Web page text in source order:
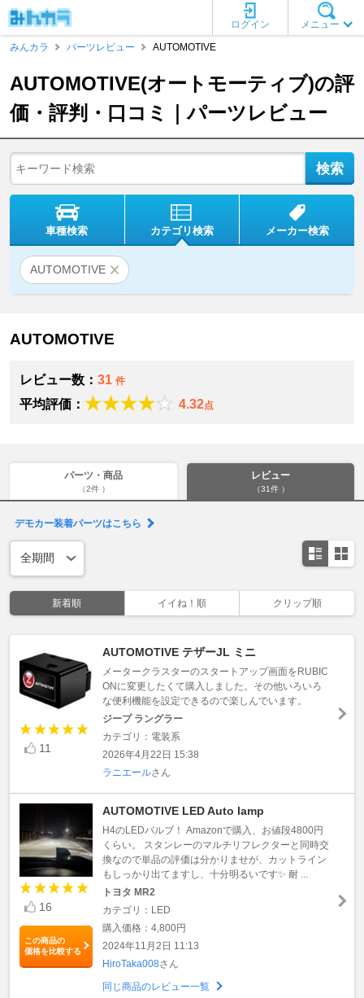
メニュー
ログイン
みんカラ
パーツレビュー AUTOMOTIVE
AUTOMOTIVE(オートモーティブ)の評
価・評判・口コミ｜パーツレビュー
車種検索 カテゴリ検索 メーカー検索
AUTOMOTIVE
AUTOMOTIVE
レビュー数： 31 件
平均評価： 4.32点
パーツ・商品
（2件 ）
レビュー
（31件 ）
デモカー装着パーツはこちら
新着順 イイね！順 クリップ順
11
AUTOMOTIVE テザーJL ミニ
メータークラスターのスタートアップ画面をRUBIC
ONに変更したくて購入しました。その他いろいろ
な便利機能を設定できるので楽しんでいます。
ジープ ラングラー
カテゴリ：電装系
2026年4月22日 15:38
ラニエールさん
16
この商品の
価格を比較する
AUTOMOTIVE LED Auto lamp
H4のLEDバルブ！ Amazonで購入、お値段4800円
くらい。 スタンレーのマルチリフレクターと同時交
換なので単品の評価は分かりませが、カットライン
もしっかり出てますし、十分明るいです✨ 耐 ...
トヨタ MR2
カテゴリ：LED
購入価格：4,800円
2024年11月2日 11:13
HiroTaka008さん
同じ商品のレビュー一覧